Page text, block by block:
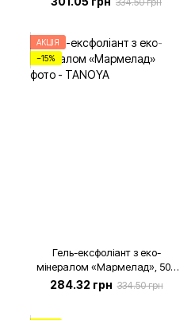
АКЦІЯ
−15%
Гель-ексфоліант з еко-
мінералом «Мармелад», 500
мл
284.32 грн 334.50 грн